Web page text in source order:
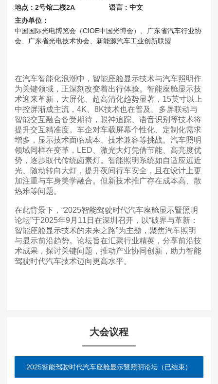
地点：2号馆二楼2A
语言：中文
主办单位：
中国国际光电博览会（CIOE中国光博会）、广东省汽车行业协
会、广东省光电技术协会、新能源汽车工业创新联盟
在汽车智能化浪潮中，智能座舱显示技术与汽车照明作
为关键领域，正深刻改变着出行体验。智能座舱显示技
术迎来革新，大屏化、超高清化趋势显著，15英寸以上
中控屏渐成主流，4K、8K技术也在普及。多屏联动与
智能交互融合备受期待，眼神追踪、语音识别等技术将
提升交互精准度。车企对车载屏幕个性化、定制化需求
增多，显示技术面临成本、技术兼容等挑战。 汽车照明
领域同样在变革，LED、激光大灯凭借节能、高亮度优
势，逐步取代传统卤素灯。智能照明系统如自适应远近
光、随动转向大灯，提升夜间行车安全，且在设计上更
加注重与车身美学融合。但新技术推广存在成本高、散
热难等问题。
在此背景下，“2025智能驾驶时代汽车座舱显示暨照明
论坛”于2025年9月11日在深圳召开，以“破界与革新：
智能座舱显示技术的未来之路”为主题，聚焦汽车照明
与显示前沿趋势。论坛旨在汇聚行业精英，分享前沿技
术成果，探讨关键问题，推动产业协同创新，助力智能
驾驶时代汽车技术迈向更高水平。
大会议程
2025智能驾驶时代汽车座舱显示暨照明论坛（已结束）